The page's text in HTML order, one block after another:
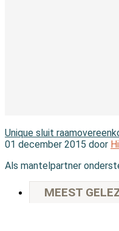
Unique sluit
01 december 2015 door
Als mantelpartner
MEEST